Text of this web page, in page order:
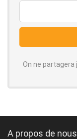
On ne
A propos de nous